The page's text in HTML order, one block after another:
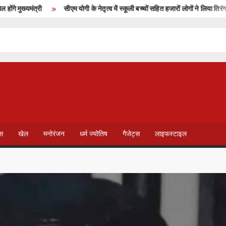
सीएम योगी के नेतृत्व में स्कूली बच्चों सहित हजारों लोगों ने लिया तिरंगा
खेल मनोरंजन धर्म ज्योतिष गैजेट्स लाइफस्टाइल